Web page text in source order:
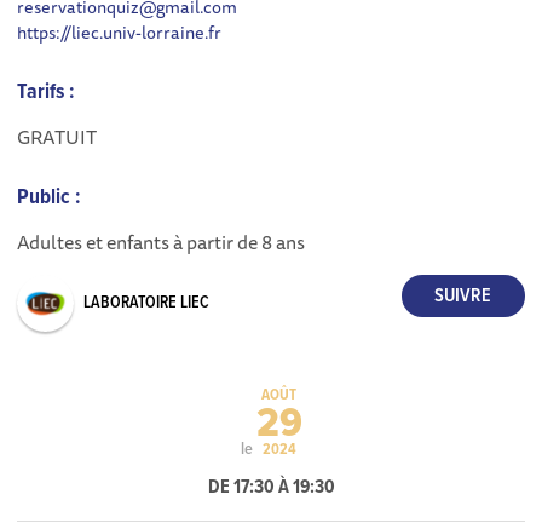
reservationquiz@gmail.com
https://liec.univ-lorraine.fr
Tarifs :
GRATUIT
Public :
Adultes et enfants à partir de 8 ans
LABORATOIRE LIEC
le
AOÛT
29
2024
DE 17:30 À 19:30